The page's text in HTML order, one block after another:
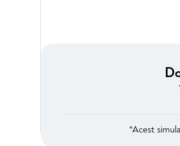
*Acest